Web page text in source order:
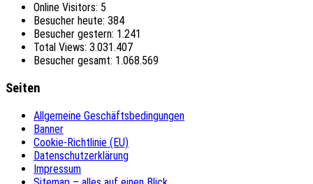
Online Visitors: 5
Besucher heute: 384
Besucher gestern: 1.241
Total Views: 3.031.407
Besucher gesamt: 1.068.569
Seiten
Allgemeine Geschäftsbedingungen
Banner
Cookie-Richtlinie (EU)
Datenschutzerklärung
Impressum